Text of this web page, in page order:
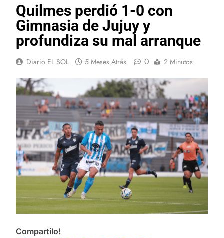
Quilmes perdió 1-0 con
Gimnasia de Jujuy y
profundiza su mal arranque
Diario EL SOL 5 Meses Atrás 0 2 Minutos
Compartilo!